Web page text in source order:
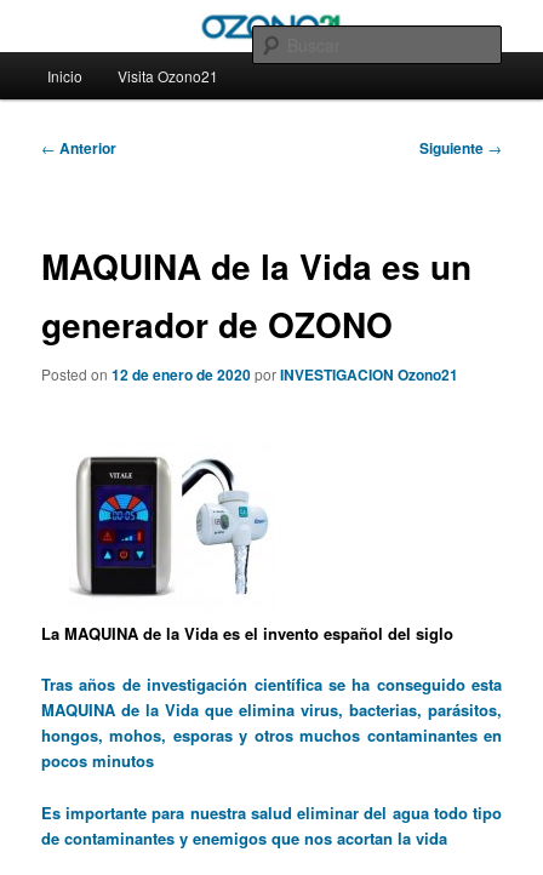
principal– Blog Ozono21
principal
Inicio Visita Ozono21
Navegación
← Anterior Siguiente →
MAQUINA de la Vida es un
generador de OZONO
Posted on12 de enero de 2020porINVESTIGACION Ozono21
La MAQUINA de la Vida es el invento español del siglo
Tras años de investigación científica se ha conseguido esta
MAQUINA de la Vida que elimina virus, bacterias, parásitos,
hongos, mohos, esporas y otros muchos contaminantes en
pocos minutos
Es importante para nuestra salud eliminar del agua todo tipo
de contaminantes y enemigos que nos acortan la vida